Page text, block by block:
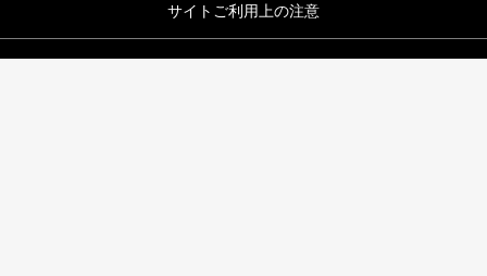
サイトご利用上の注意